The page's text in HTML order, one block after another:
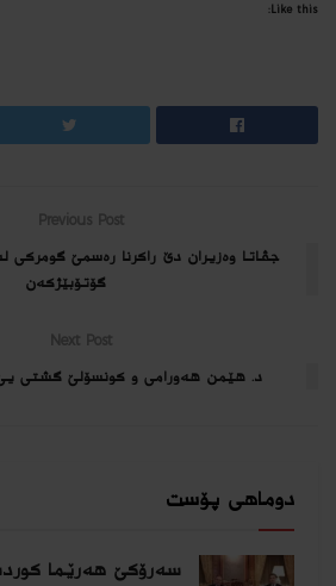
Like this:
Previous Post
جڤاتا وەزیران دێ راكرنا ره‌سمێ گومركی
گۆتۆبێژكه‌ن
Next Post
د. هێمن هه‌ورامی و كونسۆلێ گشتی یێ
دوماهی پۆست
سەرۆکێ هەرێما